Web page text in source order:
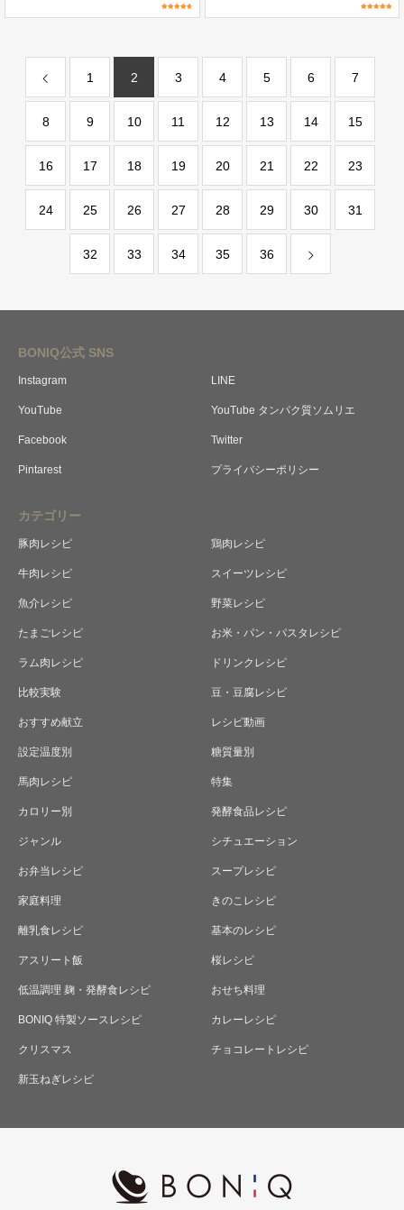
1 2 3 4 5 6 7
8 9 10 11 12 13 14 15
16 17 18 19 20 21 22 23
24 25 26 27 28 29 30 31
32 33 34 35 36
BONIQ公式 SNS
Instagram LINE
YouTube YouTube タンパク質ソムリエ
Facebook Twitter
Pintarest プライバシーポリシー
カテゴリー
豚肉レシピ 鶏肉レシピ
牛肉レシピ スイーツレシピ
魚介レシピ 野菜レシピ
たまごレシピ お米・パン・パスタレシピ
ラム肉レシピ ドリンクレシピ
比較実験 豆・豆腐レシピ
おすすめ献立 レシピ動画
設定温度別 糖質量別
馬肉レシピ 特集
カロリー別 発酵食品レシピ
ジャンル シチュエーション
お弁当レシピ スープレシピ
家庭料理 きのこレシピ
離乳食レシピ 基本のレシピ
アスリート飯 桜レシピ
低温調理 麹・発酵食レシピ おせち料理
BONIQ 特製ソースレシピ カレーレシピ
クリスマス チョコレートレシピ
新玉ねぎレシピ